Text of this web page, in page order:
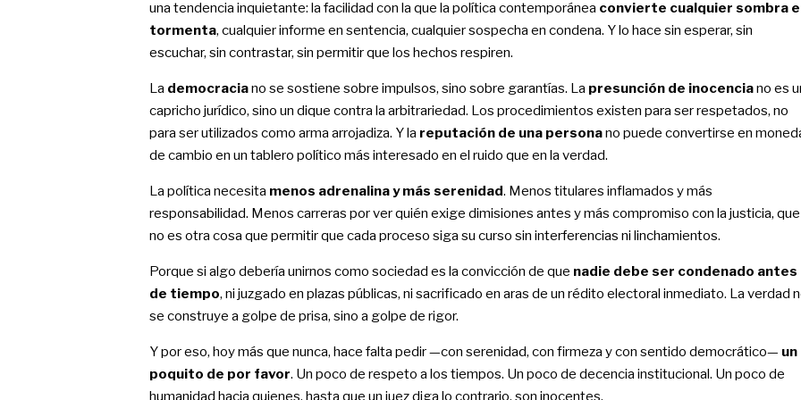
una tendencia inquietante: la facilidad con la que la política contemporánea convierte cualquier sombra
tormenta, cualquier informe en sentencia, cualquier sospecha en condena. Y lo hace sin esperar, sin
escuchar, sin contrastar, sin permitir que los hechos respiren.
La democraciano se sostiene sobre impulsos, sino sobre garantías. La presunción de inocenciano es
capricho jurídico, sino un dique contra la arbitrariedad. Los procedimientos existen para ser respetados, no
para ser utilizados como arma arrojadiza. Y la reputación de una personano puede convertirse en
de cambio en un tablero político más interesado en el ruido que en la verdad.
La política necesita menos adrenalina y más serenidad. Menos titulares inflamados y más
responsabilidad. Menos carreras por ver quién exige dimisiones antes y más compromiso con la justicia, que
no es otra cosa que permitir que cada proceso siga su curso sin interferencias ni linchamientos.
Porque si algo debería unirnos como sociedad es la convicción de que nadie debe ser condenado antes
de tiempo, ni juzgado en plazas públicas, ni sacrificado en aras de un rédito electoral inmediato. La verdad
se construye a golpe de prisa, sino a golpe de rigor.
Y por eso, hoy más que nunca, hace falta pedir —con serenidad, con firmeza y con sentido democrático— un
poquito de por favor. Un poco de respeto a los tiempos. Un poco de decencia institucional. Un poco de
humanidad hacia quienes, hasta que un juez diga lo contrario, son inocentes.